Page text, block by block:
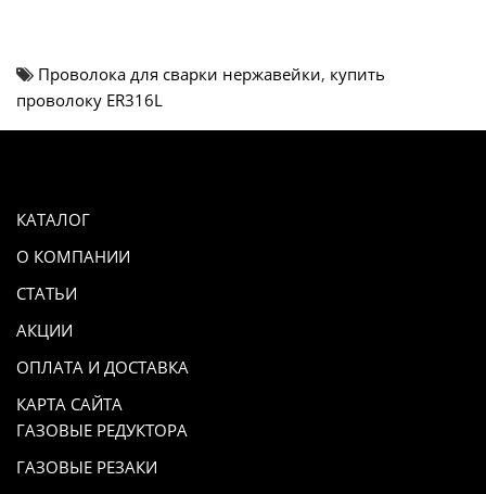
Проволока для сварки нержавейки, купить
проволоку ER316L
КАТАЛОГ
О КОМПАНИИ
СТАТЬИ
АКЦИИ
ОПЛАТА И ДОСТАВКА
КАРТА САЙТА
ГАЗОВЫЕ РЕДУКТОРА
ГАЗОВЫЕ РЕЗАКИ